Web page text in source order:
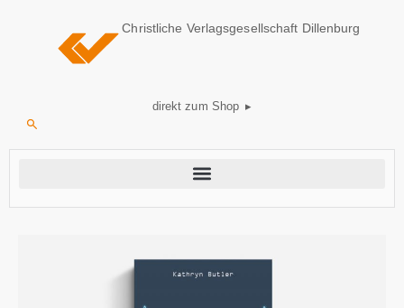
Christliche Verlagsgesellschaft Dillenburg
direkt zum Shop ▸